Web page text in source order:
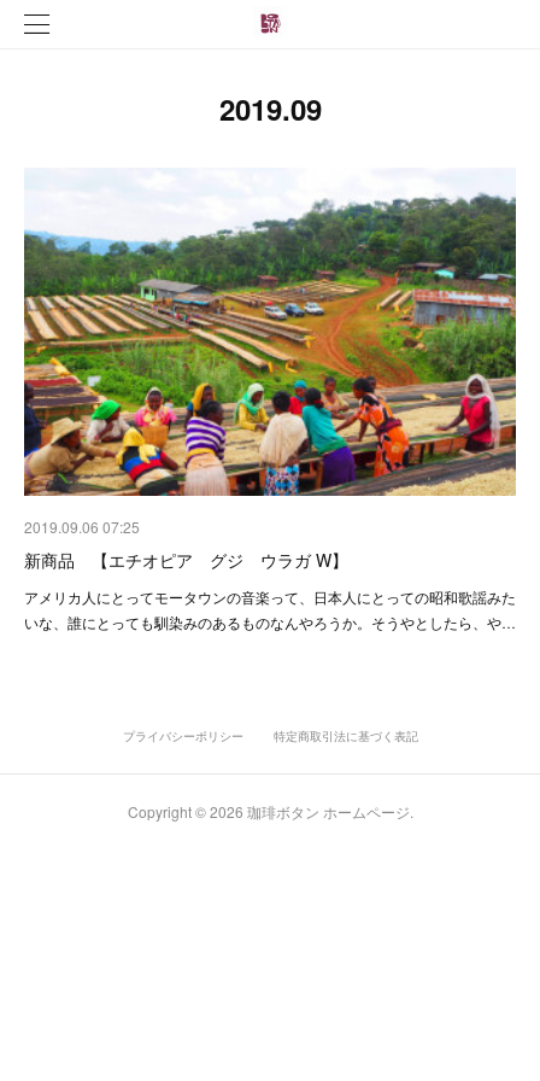
2019.09
2019.09.06 07:25
新商品 【エチオピア グジ ウラガ W】
アメリカ人にとってモータウンの音楽って、日本人にとっての昭和歌謡みた
いな、誰にとっても馴染みのあるものなんやろうか。そうやとしたら、や…
プライバシーポリシー 特定商取引法に基づく表記
Copyright ©2026 珈琲ボタン ホームページ.